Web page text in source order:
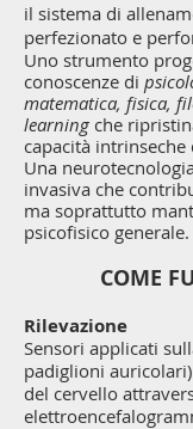
il sistema di
perfezionato e
Uno strumento
conoscenze di
matematica, fisica,
learning che
capacità intrinseche
Una
invasiva che
ma soprattutto
psicofisico generale.
COME
Rilevazione
Sensori applicati
padiglioni
del cervello